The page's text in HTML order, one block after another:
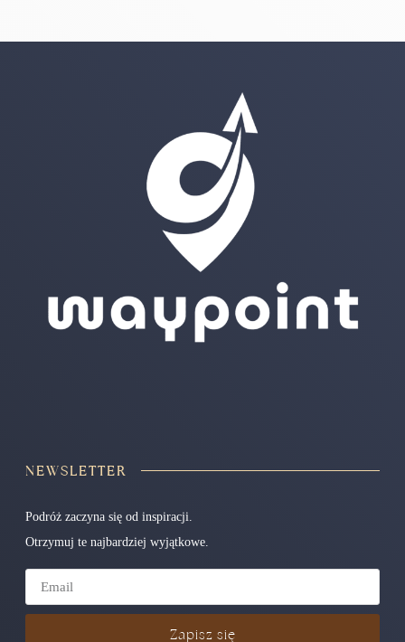
NEWSLETTER
Podróż zaczyna się od inspiracji.
Otrzymuj te najbardziej wyjątkowe.
Zapisz się